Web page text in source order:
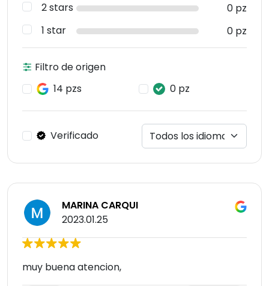
2 stars
0 pz
1 star
0 pz
Filtro de origen
14 pzs
0 pz
Verificado
MARINA CARQUI
2023.01.25
muy buena atencion,